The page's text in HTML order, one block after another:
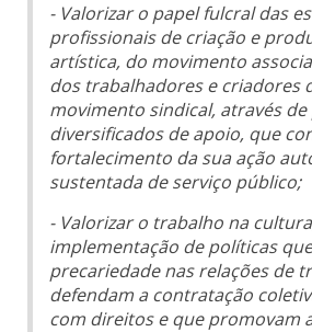
- Valorizar o papel fulcral das
profissionais de criação e
artística, do movimento
dos trabalhadores e criadores
movimento sindical, através
diversificados de apoio, que
fortalecimento da sua ação
sustentada de serviço público;
- Valorizar o trabalho na
implementação de políticas
precariedade nas relações de
defendam a contratação
com direitos e que promovam